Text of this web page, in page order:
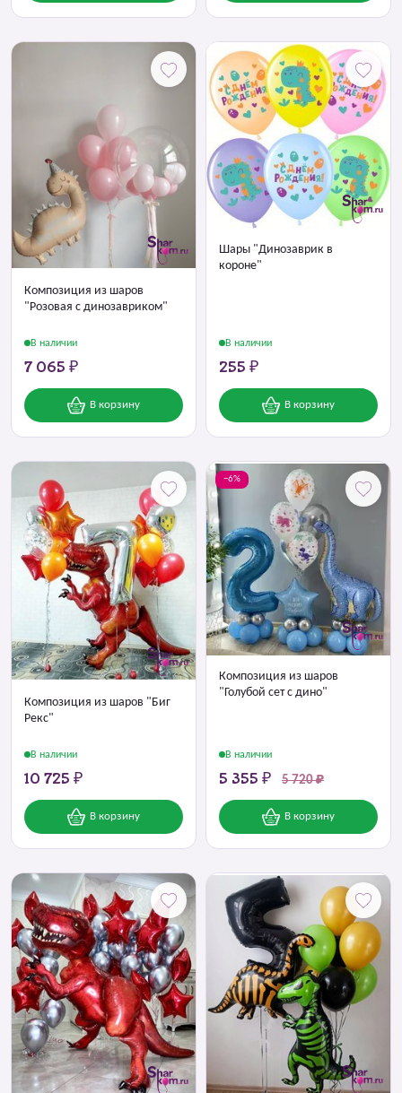
Композиция из шаров
"Розовая с динозавриком"
В наличии
7 065 ₽
В корзину
Шары "Динозаврик в
короне"
В наличии
255 ₽
В корзину
Композиция из шаров "Биг
Рекс"
В наличии
10 725 ₽
В корзину
−6%
Композиция из шаров
"Голубой сет с дино"
В наличии
5 355 ₽ 5 720 ₽
В корзину